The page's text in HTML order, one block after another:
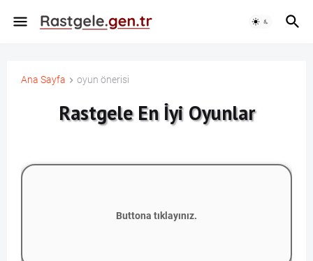
Ana Sayfa oyun önerisi
Rastgele En İyi Oyunlar
Buttona tıklayınız.